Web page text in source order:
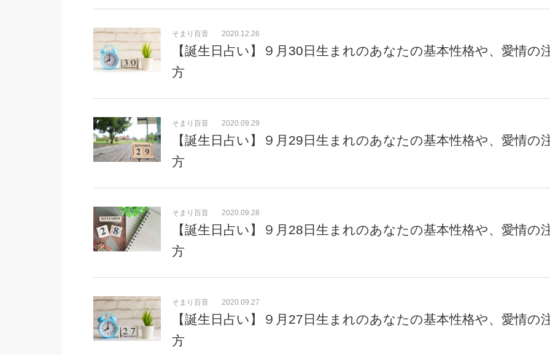
【誕生日占い】９月30日生まれのあなたの基本性格や、愛情の
方
そまり百音 2020.12.26
【誕生日占い】９月29日生まれのあなたの基本性格や、愛情の
方
そまり百音 2020.09.29
【誕生日占い】９月28日生まれのあなたの基本性格や、愛情の
方
そまり百音 2020.09.28
【誕生日占い】９月27日生まれのあなたの基本性格や、愛情の
方
そまり百音 2020.09.27